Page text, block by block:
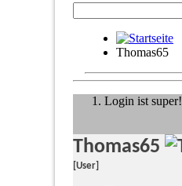
Thomas65
Login ist super!
Thomas65
[User]